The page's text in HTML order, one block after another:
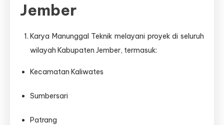
Jember
Karya Manunggal Teknik melayani proyek di seluruh
wilayah Kabupaten Jember, termasuk:
Kecamatan Kaliwates
Sumbersari
Patrang